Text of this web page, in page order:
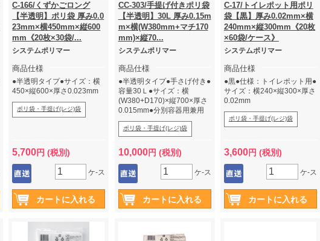
C-166/くずかごロング
【半透明】ポリ袋 厚み0.0
23mm×横450mm×縦600
mm《20枚×30袋/...
システムポリマー
商品仕様
●半透明タイプ●サイズ：横
450×縦600×厚さ0.023mm
ポリ袋・手提げ(レジ)袋
5,700円 (税別)
ケ-ス
CC-303/手提げ付きポリ袋
【半透明】30L 厚み0.15m
m×横(W380mm+マチ170
mm)×縦70...
システムポリマー
商品仕様
●半透明タイプ●手さげ付き●
容量30Ｌ●サイズ：横
(W380+D170)×縦700×厚さ
0.015mm●分別容器用兼用
ポリ袋・手提げ(レジ)袋
10,000円 (税別)
ケ-ス
C-17/トイレポット用ポリ
袋【黒】厚み0.02mm×横
240mm×縦300mm《20枚
×60袋/ケース》
システムポリマー
商品仕様
●黒●仕様：トイレポット用●
サイズ：横240×縦300×厚さ
0.02mm
ポリ袋・手提げ(レジ)袋
3,600円 (税別)
ケ-ス